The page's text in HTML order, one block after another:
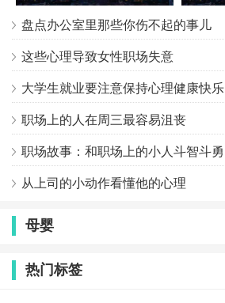
盘点办公室里那些你伤不起的事儿
这些心理导致女性职场失意
大学生就业要注意保持心理健康快乐
职场上的人在周三最容易沮丧
职场故事：和职场上的小人斗智斗勇
从上司的小动作看懂他的心理
母婴
热门标签